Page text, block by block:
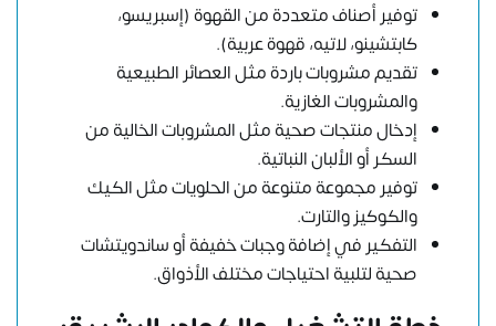
توفير أصناف متعددة من القهوة (إسبريسو،
كابتشينو، لاتيه، قهوة عربية).
تقديم مشروبات باردة مثل العصائر الطبيعية
والمشروبات الغازية.
إدخال منتجات صحية مثل المشروبات الخالية من
السكر أو الألبان النباتية.
توفير مجموعة متنوعة من الحلويات مثل الكيك
والكوكيز والتارت.
التفكير في إضافة وجبات خفيفة أو ساندويتشات
صحية لتلبية احتياجات مختلف الأذواق.